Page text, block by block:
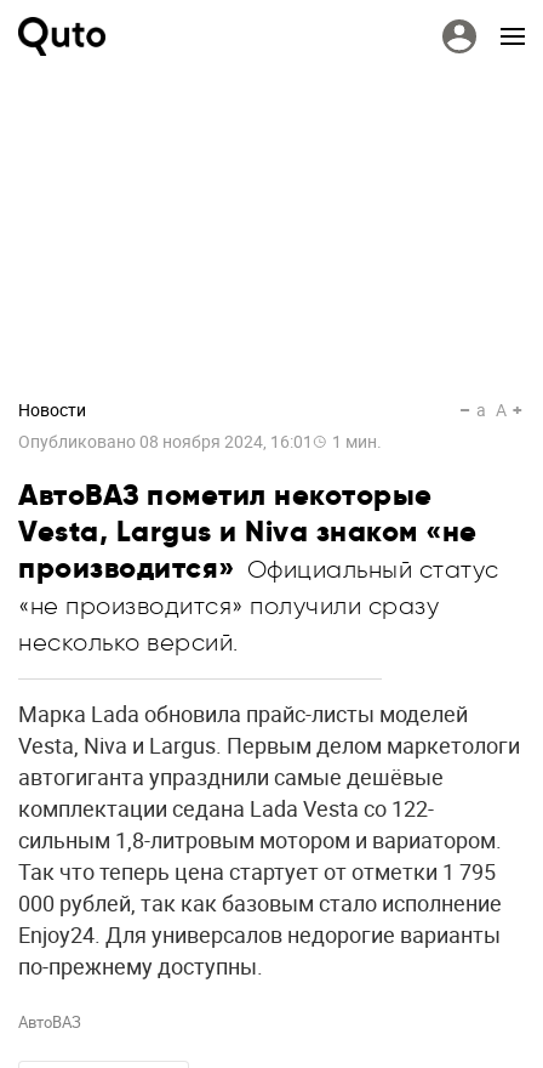
Новости
Опубликовано 08 ноября 2024, 16:01 1 мин.
a A
АвтоВАЗ пометил некоторые
Vesta, Largus и Niva знаком «не
производится» Официальный статус
«не производится» получили сразу
несколько версий.
Марка Lada обновила прайс-листы моделей
Vesta, Niva и Largus. Первым делом маркетологи
автогиганта упразднили самые дешёвые
комплектации седана Lada Vesta со 122-
сильным 1,8-литровым мотором и вариатором.
Так что теперь цена стартует от отметки 1 795
000 рублей, так как базовым стало исполнение
Enjoy24. Для универсалов недорогие варианты
по-прежнему доступны.
АвтоВАЗ